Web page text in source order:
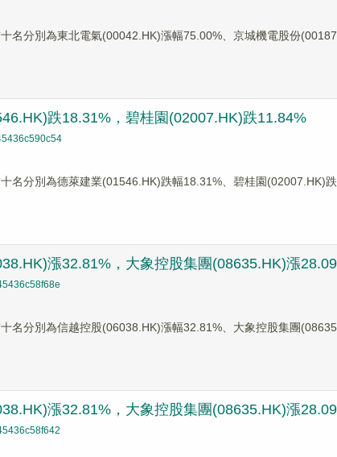
名分別為東北電氣(00042.HK)漲幅75.00%、京城機電股份
跌18.31%，碧桂園(02007.HK)跌11.84%
名分別為德萊建業(01546.HK)跌幅18.31%、碧桂園(02007.HK)
漲32.81%，大象控股集團(08635.HK)漲
名分別為信越控股(06038.HK)漲幅32.81%、大象控股集團
漲32.81%，大象控股集團(08635.HK)漲